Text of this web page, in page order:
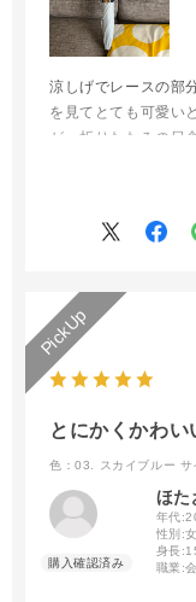
涼しげでレースの部
を見てとても可愛い
が、折りたたみの日
知り、できる限り長
とにかくかわい
色：03. スカイブルー サ
ほた
年代:
性別:
身長:
職業: